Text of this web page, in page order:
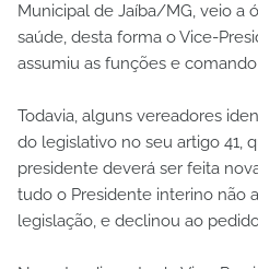
Municipal de Jaíba/MG, veio a
saúde, desta forma o Vice-
assumiu as funções e
Todavia, alguns vereadores
do legislativo no seu artigo 41,
presidente deverá ser feita
tudo o Presidente interino não
legislação, e declinou ao